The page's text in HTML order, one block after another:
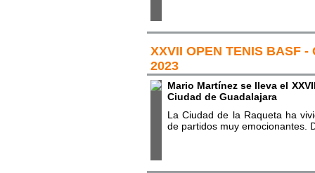
XXVII OPEN TENIS BASF
2023
Mario Martínez se lleva el
Ciudad de Guadalajara
La Ciudad de la Raqueta ha
de partidos muy emocionantes.